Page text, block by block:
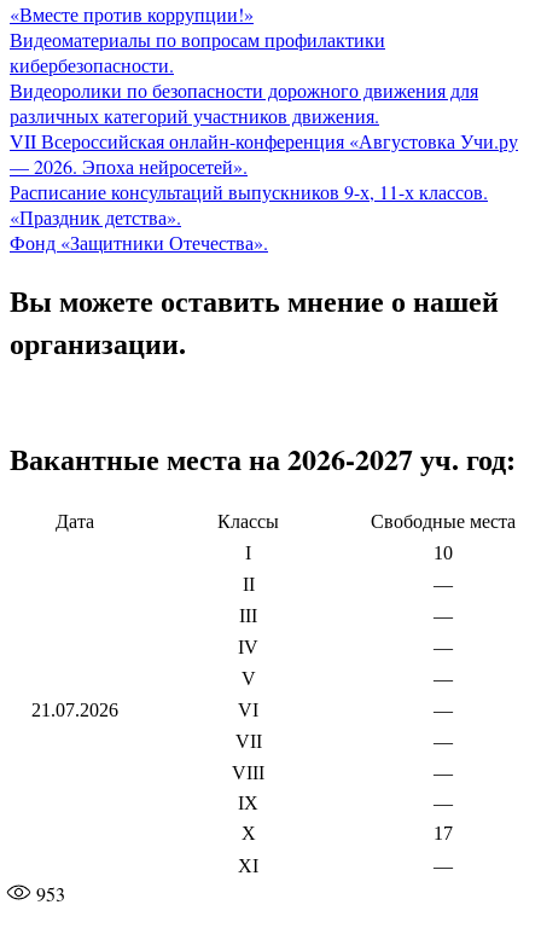
«Вместе против коррупции!»
Видеоматериалы по вопросам профилактики
кибербезопасности.
Видеоролики по безопасности дорожного движения для
различных категорий участников движения.
VII Всероссийская онлайн-конференция «Августовка Учи.ру
— 2026. Эпоха нейросетей».
Расписание консультаций выпускников 9-х, 11-х классов.
«Праздник детства».
Фонд «Защитники Отечества».
Вы можете оставить мнение о нашей
организации.
Вакантные места на 2026-2027 уч. год:
Дата Классы Свободные места
21.07.2026
I
10
II
—
III
—
IV
—
V
—
VI
—
VII
—
VIII
—
IX
—
X
17
XI
—
953